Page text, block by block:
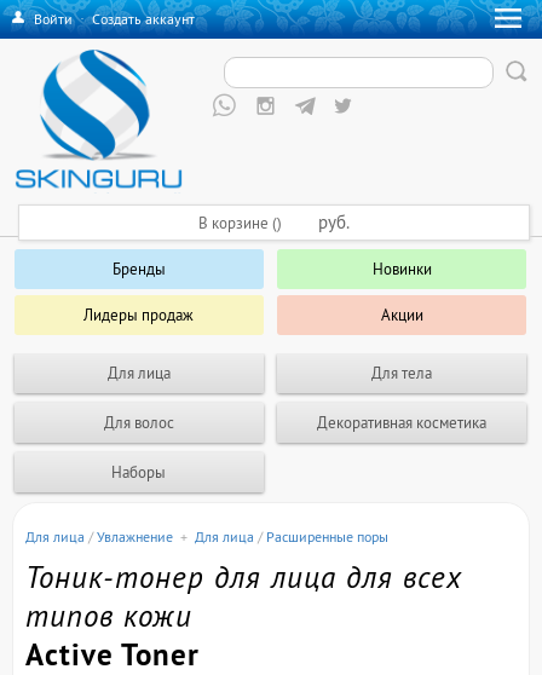
Войти·Создать аккаунт
Бренды Новинки
Лидеры продаж Акции
Для лица Для тела
Для волос Декоративная косметика
Наборы
В корзине () руб.
Для лица /Увлажнение + Для лица / Расширенные поры
Тоник-тонер для лица для всех
типов кожи
Active Toner